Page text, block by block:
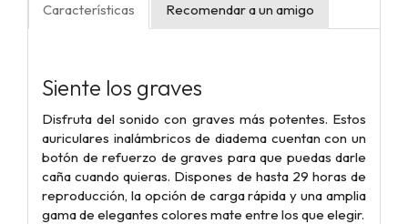
Características Recomendar a un amigo
Siente los graves
Disfruta del sonido con graves más potentes. Estos
auriculares inalámbricos de diadema cuentan con un
botón de refuerzo de graves para que puedas darle
caña cuando quieras. Dispones de hasta 29 horas de
reproducción, la opción de carga rápida y una amplia
gama de elegantes colores mate entre los que elegir.